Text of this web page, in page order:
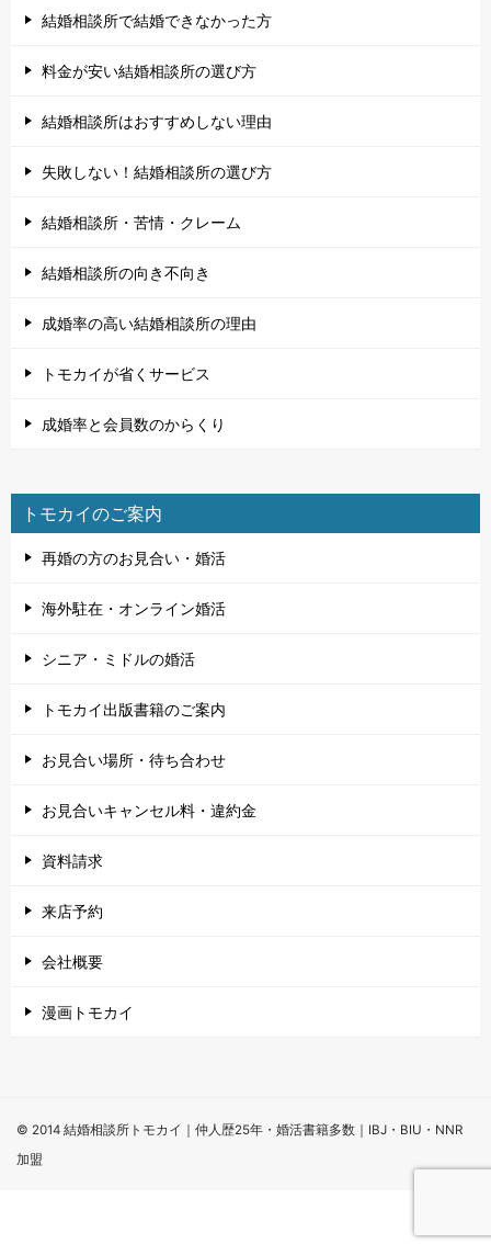
結婚相談所で結婚できなかった方
料金が安い結婚相談所の選び方
結婚相談所はおすすめしない理由
失敗しない！結婚相談所の選び方
結婚相談所・苦情・クレーム
結婚相談所の向き不向き
成婚率の高い結婚相談所の理由
トモカイが省くサービス
成婚率と会員数のからくり
トモカイのご案内
再婚の方のお見合い・婚活
海外駐在・オンライン婚活
シニア・ミドルの婚活
トモカイ出版書籍のご案内
お見合い場所・待ち合わせ
お見合いキャンセル料・違約金
資料請求
来店予約
会社概要
漫画トモカイ
© 2014 結婚相談所トモカイ｜仲人歴25年・婚活書籍多数｜IBJ・BIU・NNR
加盟